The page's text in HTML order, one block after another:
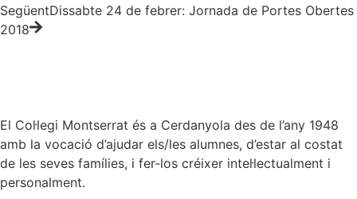
SegüentDissabte 24 de febrer: Jornada de Portes Obertes
2018
El Col·legi Montserrat és a Cerdanyola des de l’any 1948
amb la vocació d’ajudar els/les alumnes, d’estar al costat
de les seves famílies, i fer-los créixer intel·lectualment i
personalment.